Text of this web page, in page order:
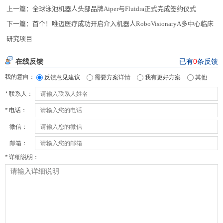
上一篇：全球泳池机器人头部品牌Aiper与Fluidra正式完成签约仪式
下一篇：首个！唯迈医疗成功开启介入机器人RoboVisionaryA多中心临床
研究项目